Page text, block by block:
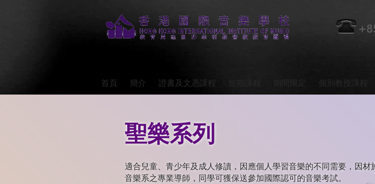
首頁 簡介 證書及文憑課程 期間限定 個別教授課程
聖樂系列
適合兒童、青少年及成人修讀，因應個人學習音樂的不同需要，因
音樂系之專業導師，同學可獲保送參加國際認可的音樂考試。